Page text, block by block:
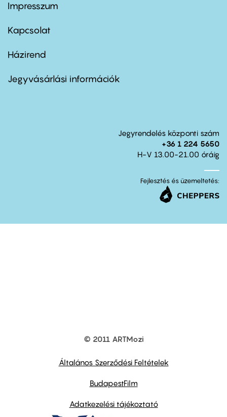
Footer
first
Impresszum
Kapcsolat
Footer
second
Házirend
Jegyvásárlási információk
Jegyrendelés központi szám
+36 1 224 5650
H-V 13.00-21.00 óráig
Fejlesztés és üzemeltetés:
© 2011 ARTMozi
Általános Szerződési Feltételek
BudapestFilm
Adatkezelési tájékoztató